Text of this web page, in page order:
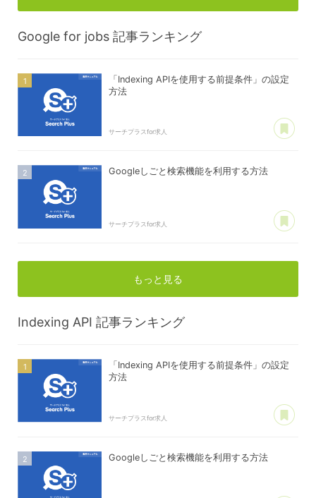
Google for jobs 記事ランキング
「Indexing APIを使用する前提条件」の設定
方法
サーチプラスfor求人
Googleしごと検索機能を利用する方法
サーチプラスfor求人
もっと見る
Indexing API 記事ランキング
「Indexing APIを使用する前提条件」の設定
方法
サーチプラスfor求人
Googleしごと検索機能を利用する方法